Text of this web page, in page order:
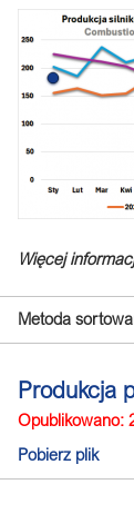
Więcej
Metoda
Produkcja
Opublikowano:
Pobierz plik